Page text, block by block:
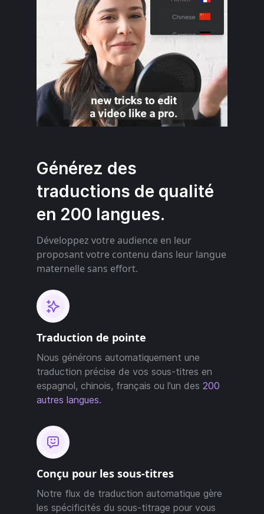
Générez des
traductions de qualité
en 200 langues.
Développez votre audience en leur
proposant votre contenu dans leur langue
maternelle sans effort.
Traduction de pointe
Nous générons automatiquement une
traduction précise de vos sous-titres en
espagnol, chinois, français ou l'un des 200
autres langues.
Conçu pour les sous-titres
Notre flux de traduction automatique gère
les spécificités du sous-titrage pour vous